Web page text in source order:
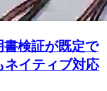
検証が既定で
ネイティブ対応